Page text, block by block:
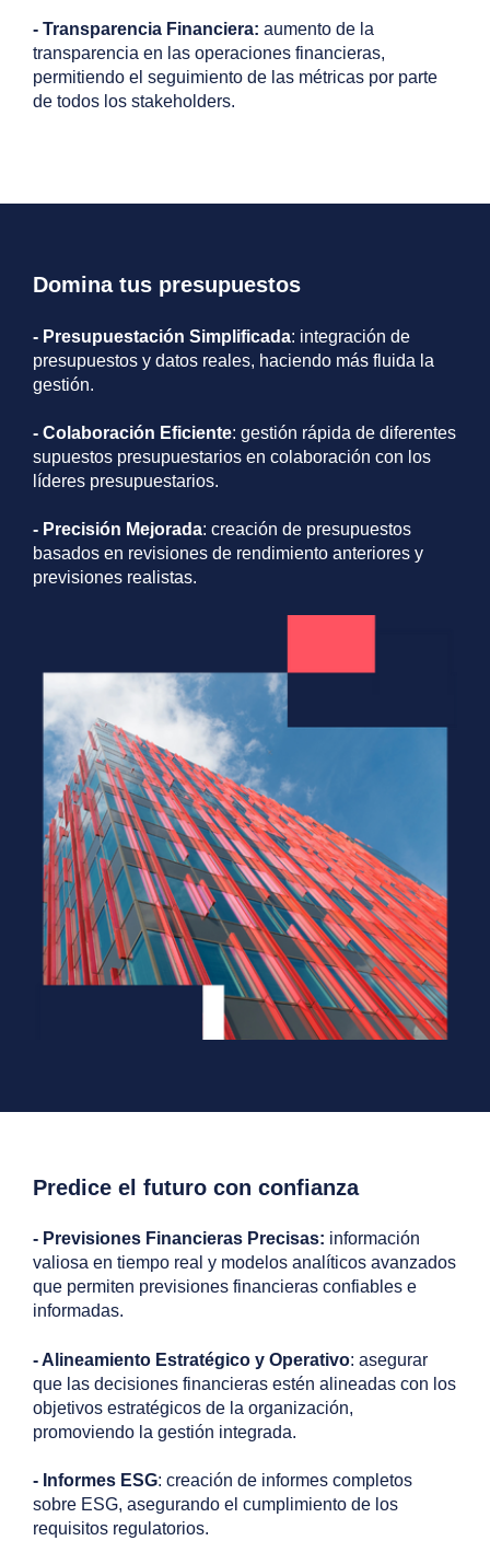
- Transparencia Financiera: aumento de la
transparencia en las operaciones financieras,
permitiendo el seguimiento de las métricas por parte
de todos los stakeholders.
Domina tus presupuestos
- Presupuestación Simplificada: integración de
presupuestos y datos reales, haciendo más fluida la
gestión.
- Colaboración Eficiente: gestión rápida de diferentes
supuestos presupuestarios en colaboración con los
líderes presupuestarios.
- Precisión Mejorada: creación de presupuestos
basados en revisiones de rendimiento anteriores y
previsiones realistas.
Predice el futuro con confianza
- Previsiones Financieras Precisas: información
valiosa en tiempo real y modelos analíticos avanzados
que permiten previsiones financieras confiables e
informadas.
- Alineamiento Estratégico y Operativo: asegurar
que las decisiones financieras estén alineadas con los
objetivos estratégicos de la organización,
promoviendo la gestión integrada.
- Informes ESG: creación de informes completos
sobre ESG, asegurando el cumplimiento de los
requisitos regulatorios.